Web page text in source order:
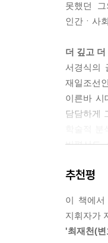
못했던
인간ㆍ사
더 깊고
서경식의
재일조선
이른바 시
담담하게
비평서도
깊은 성찰
음악에 대
『나의 서
재일조선
추천평
이 책에
지휘자가
'최재천(